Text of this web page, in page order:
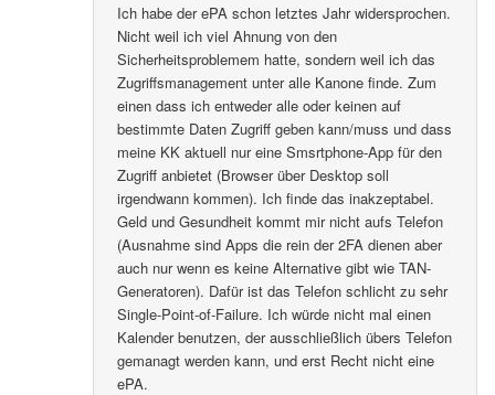
Ich habe der ePA schon letztes Jahr widersprochen.
Nicht weil ich viel Ahnung von den
Sicherheitsproblemem hatte, sondern weil ich das
Zugriffsmanagement unter alle Kanone finde. Zum
einen dass ich entweder alle oder keinen auf
bestimmte Daten Zugriff geben kann/muss und dass
meine KK aktuell nur eine Smsrtphone-App für den
Zugriff anbietet (Browser über Desktop soll
irgendwann kommen). Ich finde das inakzeptabel.
Geld und Gesundheit kommt mir nicht aufs Telefon
(Ausnahme sind Apps die rein der 2FA dienen aber
auch nur wenn es keine Alternative gibt wie TAN-
Generatoren). Dafür ist das Telefon schlicht zu sehr
Single-Point-of-Failure. Ich würde nicht mal einen
Kalender benutzen, der ausschließlich übers Telefon
gemanagt werden kann, und erst Recht nicht eine
ePA.